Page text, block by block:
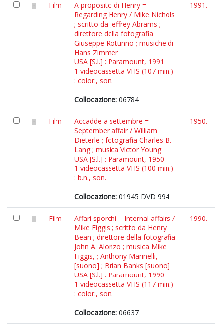
Film
A proposito di Henry =
Regarding Henry / Mike Nichols
; scritto da Jeffrey Abrams ;
direttore della fotografia
Giuseppe Rotunno ; musiche di
Hans Zimmer
USA [S.l.] : Paramount, 1991
1 videocassetta VHS (107 min.)
: color., son.
Collocazione: 06784
1991.
Film
Accadde a settembre =
September affair / William
Dieterle ; fotografia Charles B.
Lang ; musica Victor Young
USA [S.l.] : Paramount, 1950
1 videocassetta VHS (100 min.)
: b.n., son.
Collocazione: 01945 DVD 994
1950.
Film
Affari sporchi = Internal affairs /
Mike Figgis ; scritto da Henry
Bean ; direttore della fotografia
John A. Alonzo ; musica Mike
Figgis, ; Anthony Marinelli,
[suono] ; Brian Banks [suono]
USA [S.l.] : Paramount, 1990
1 videocassetta VHS (117 min.)
: color., son.
Collocazione: 06637
1990.